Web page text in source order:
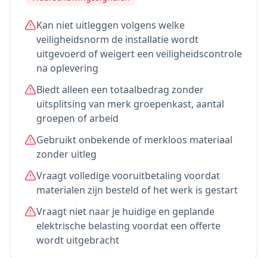
Kan niet uitleggen volgens welke
veiligheidsnorm de installatie wordt
uitgevoerd of weigert een veiligheidscontrole
na oplevering
Biedt alleen een totaalbedrag zonder
uitsplitsing van merk groepenkast, aantal
groepen of arbeid
Gebruikt onbekende of merkloos materiaal
zonder uitleg
Vraagt volledige vooruitbetaling voordat
materialen zijn besteld of het werk is gestart
Vraagt niet naar je huidige en geplande
elektrische belasting voordat een offerte
wordt uitgebracht